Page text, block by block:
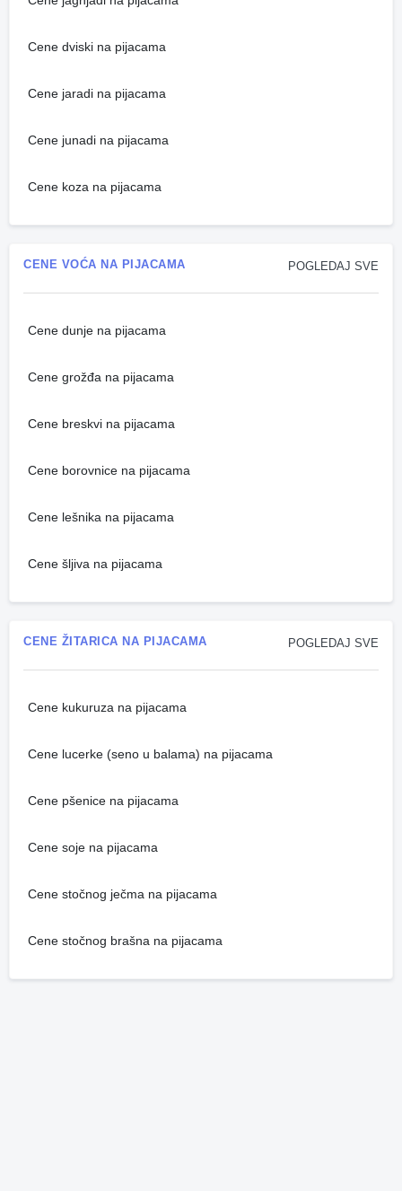
Cene dviski na pijacama
Cene jaradi na pijacama
Cene junadi na pijacama
Cene koza na pijacama
POGLEDAJ SVE
CENE VOĆA NA PIJACAMA
Cene dunje na pijacama
Cene grožđa na pijacama
Cene breskvi na pijacama
Cene borovnice na pijacama
Cene lešnika na pijacama
Cene šljiva na pijacama
POGLEDAJ SVE
CENE ŽITARICA NA PIJACAMA
Cene kukuruza na pijacama
Cene lucerke (seno u balama) na pijacama
Cene pšenice na pijacama
Cene soje na pijacama
Cene stočnog ječma na pijacama
Cene stočnog brašna na pijacama